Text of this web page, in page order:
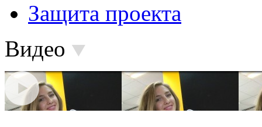
Защита проекта
Видео